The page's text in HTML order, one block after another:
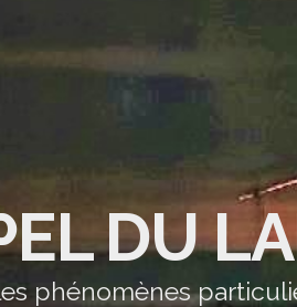
DU
phénomènes